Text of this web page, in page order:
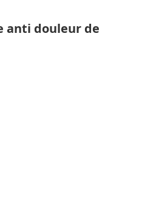
anti douleur de